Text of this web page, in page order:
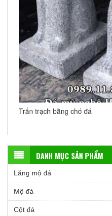
Trấn trạch bằng chó đá
DANH MỤC SẢN PHẨM
Lăng mộ đá
Mộ đá
Cột đá